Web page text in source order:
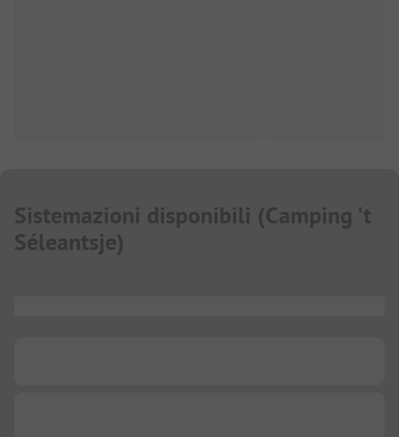
Sistemazioni disponibili (Camping 't
Séleantsje)